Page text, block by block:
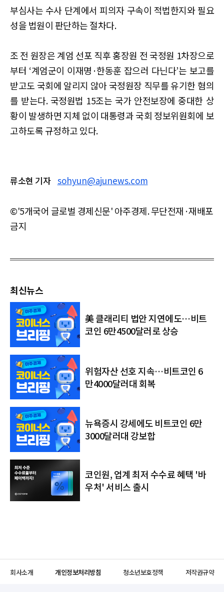
부심사는 수사 단계에서 피의자 구속이 적법한지와 필요
성을 법원이 판단하는 절차다.
조 전 원장은 계엄 선포 직후 홍장원 전 국정원 1차장으로
부터 ‘계엄군이 이재명·한동훈 잡으러 다닌다’는 보고를
받고도 국회에 알리지 않아 국정원장 직무를 유기한 혐의
를 받는다. 국정원법 15조는 국가 안전보장에 중대한 상
황이 발생하면 지체 없이 대통령과 국회 정보위원회에 보
고하도록 규정하고 있다.
류소현 기자 sohyun@ajunews.com
©'5개국어 글로벌 경제신문' 아주경제. 무단전재·재배포
금지
최신뉴스
美 클래리티 법안 지연에도…비트
코인 6만4500달러로 상승
위험자산 선호 지속…비트코인 6
만4000달러대 회복
뉴욕증시 강세에도 비트코인 6만
3000달러대 강보합
코인원, 업계 최저 수수료 혜택 '바
우처' 서비스 출시
회사소개 개인정보처리방침 청소년보호정책 저작권규약